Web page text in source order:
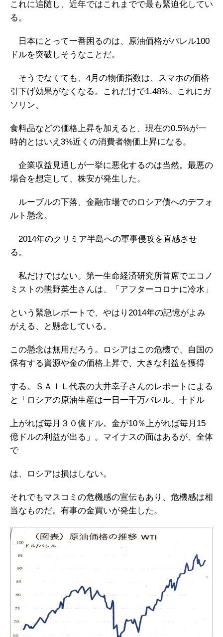
これに追随し、近年ではこれまでで最も緊迫化してい
る。
日本にとって一番困るのは、原油価格がバレル100
ドルを突破しそうなことだ。
そうでなくても、4月の物価指数は、スマホの価格
引下げ効果がなくなる。これだけで1.48%。これにガ
ソリン、
食料品などの価格上昇を加えると、現在の0.5%が一
時的とはいえ3%近くの消費者物価上昇になる。
企業収益見通しが一挙に悪化するのは当然。最悪の
場合を想定して、株安が発生した。
ルーブルの下落、金融市場でのロシア債へのデフォ
ルト懸念。
2014年のクリミア半島への軍事侵攻を直感させ
る。
私だけではない。第一生命経済研究所首席でエコノ
ミストの熊野英生さんは、「アフターコロナに冷水」
という緊急レポートで、やはり2014年の記憶がよみ
がえる、と懸念している。
この懸念は無用だろう。ロシアはこの危機で、自国の
保有する資源や金の価格上昇で、大きな利益を獲得
する。ＳＡＩＬ代表の大井幸子さんのレポートによる
と「ロシアの原油生産は一日一千万バレル。十ドル
上がれば毎月３０億ドル。金が10％上がれば毎月15
億ドルの利益が出る」。マイナスの面はあるが、全体
で
は、ロシアは損はしない。
それでもマスコミの危機感の宣伝もあり、危機感は相
当なものだ。有事の金買いが発生した。